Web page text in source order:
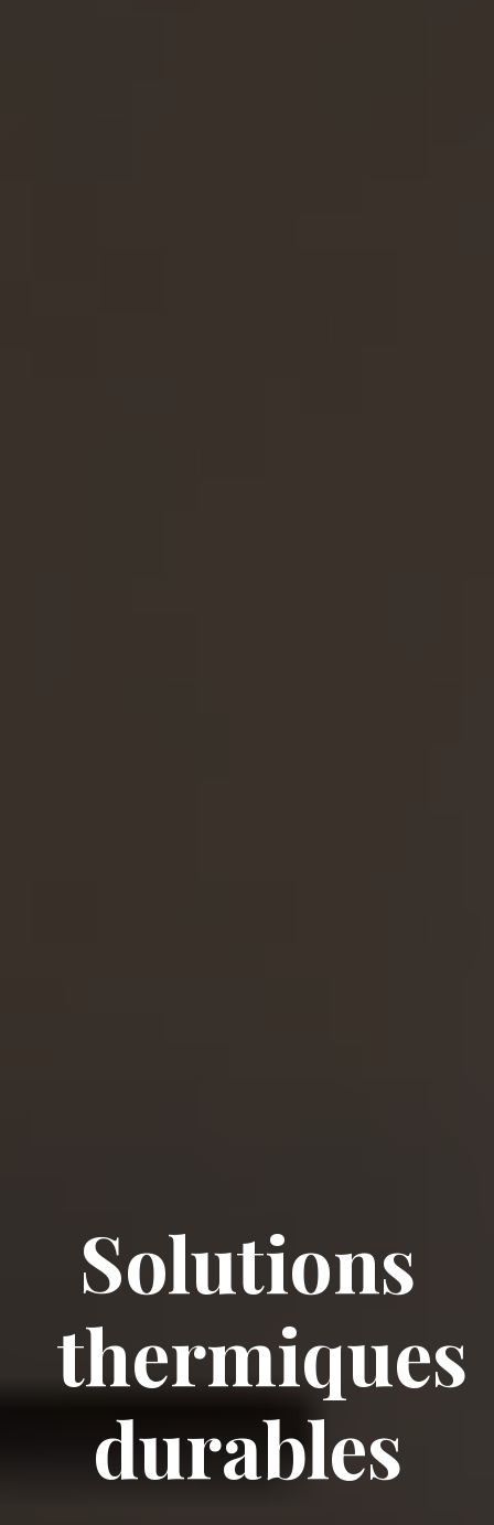
Solutions
thermiques
durables